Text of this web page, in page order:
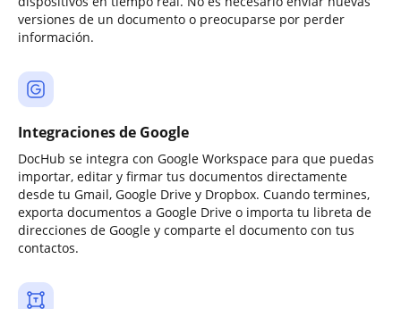
versiones de un documento o preocuparse por perder
información.
Integraciones de Google
DocHub se integra con Google Workspace para que puedas
importar, editar y firmar tus documentos directamente
desde tu Gmail, Google Drive y Dropbox. Cuando termines,
exporta documentos a Google Drive o importa tu libreta de
direcciones de Google y comparte el documento con tus
contactos.